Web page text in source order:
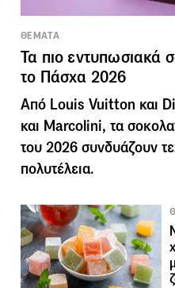
ΘΕΜΑΤΑ
Τα πιο εντυπωσιακά
το Πάσχα 2026
Από Louis Vuitton και
και Marcolini, τα
του 2026 συνδυάζουν
πολυτέλεια.